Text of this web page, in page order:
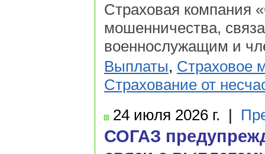
Страховая компания
мошенничества,
военнослужащим и
Выплаты, Страховое
Страхование от
24 июля 2026 г. |
СОГАЗ